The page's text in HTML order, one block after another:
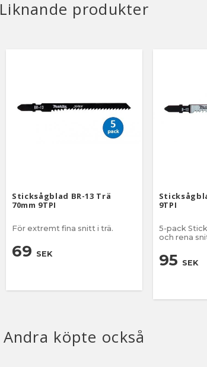
Liknande produkter
Sticksågblad BR-13 Trä
70mm 9TPI
För extremt fina snitt i trä.
69 SEK
9TPI
5-pack
och rena
95 SEK
Andra köpte också